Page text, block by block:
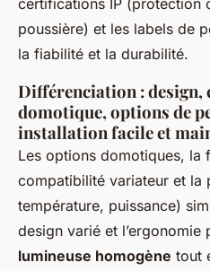
certifications IP (protection
poussière) et les labels de
la fiabilité et la durabilité.
Différenciation :
domotique, options de
installation facile et
Les options domotiques, la
compatibilité variateur et la
température, puissance)
design varié et l’ergonomie
lumineuse homogène tout